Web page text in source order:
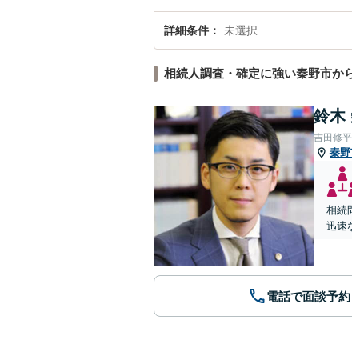
詳細条件 未選択
相続人調査・確定に強い秦野市か
鈴木
吉田修
秦
相続
迅速
電話で面談予約